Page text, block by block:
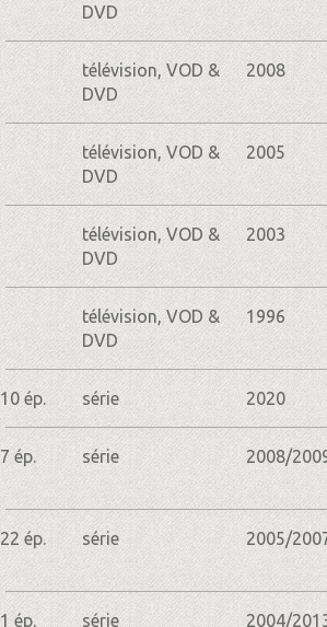
DVD
télévision, VOD &
DVD
2008
télévision, VOD &
DVD
2005
télévision, VOD &
DVD
2003
télévision, VOD &
DVD
1996
10 ép. série 2020
7 ép. série 2008/
22 ép. série 2005/
1 ép. série 2004/